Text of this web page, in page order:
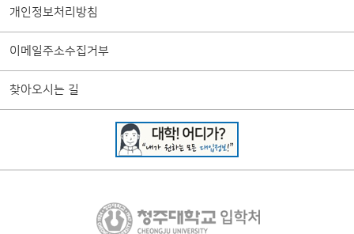
개인정보처리방침
이메일주소수집거부
찾아오시는 길